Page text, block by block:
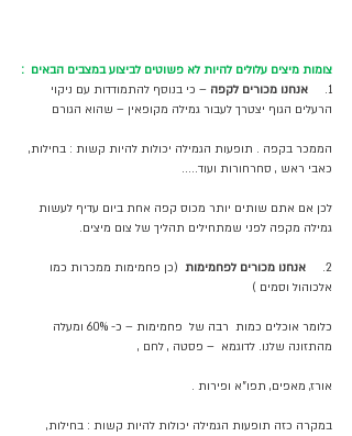
צומות מיצים עלולים להיות לא פשוטים לביצוע במצבים הבאים  :
1.
אנחנו מכורים לקפה – כי בנוסף להתמודדות עם ניקוי
הרעלים הגוף יצטרך לעבור גמילה מקופאין – שהוא הגורם
הממכר בקפה . תופעות הגמילה יכולות להיות קשות : בחילות,
כאבי ראש , סחרחורות ועוד.....
לכן אם אתם שותים יותר מכוס קפה אחת ביום עדיף לעשות
גמילה מקפה לפני שמתחילים תהליך של צום מיצים.
2. אנחנו מכורים לפחמימות
  (כן פחמימות ממכרות כמו
אלכוהול וסמים )
כלומר אוכלים כמות  רבה של  פחמימות – כ- 60% ומעלה
מהתזונה שלנו. לדוגמא  – פסטה , לחם ,
אורז, מאפים, תפו"א ופירות .
במקרה כזה תופעות הגמילה יכולות להיות קשות : בחילות,